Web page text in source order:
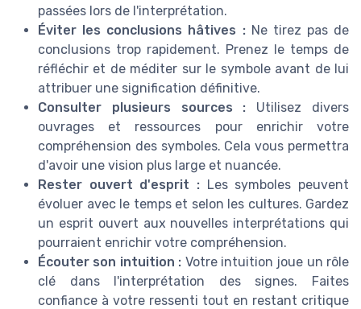
passées lors de l'interprétation.
Éviter les conclusions hâtives :Ne tirez pas de
conclusions trop rapidement. Prenez le temps de
réfléchir et de méditer sur le symbole avant de lui
attribuer une signification définitive.
Consulter plusieurs sources : Utilisez divers
ouvrages et ressources pour enrichir votre
compréhension des symboles. Cela vous permettra
d'avoir une vision plus large et nuancée.
Rester ouvert d'esprit : Les symboles peuvent
évoluer avec le temps et selon les cultures. Gardez
un esprit ouvert aux nouvelles interprétations qui
pourraient enrichir votre compréhension.
Écouter son intuition : Votre intuition joue un rôle
clé dans l'interprétation des signes. Faites
confiance à votre ressenti tout en restant critique